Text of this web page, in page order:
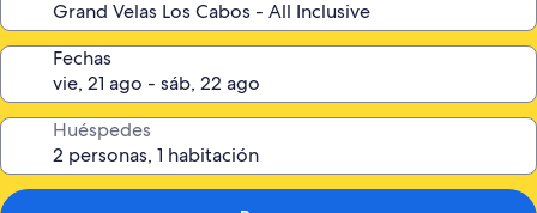
Fechas
Huéspedes